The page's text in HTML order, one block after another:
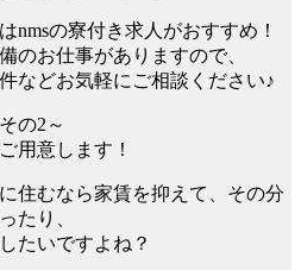
nmsの寮付き求人がおすすめ！
のお仕事がありますので、
などお気軽にご相談ください♪
の2～
用意します！
住むなら家賃を抑えて、その分
たり、
たいですよね？